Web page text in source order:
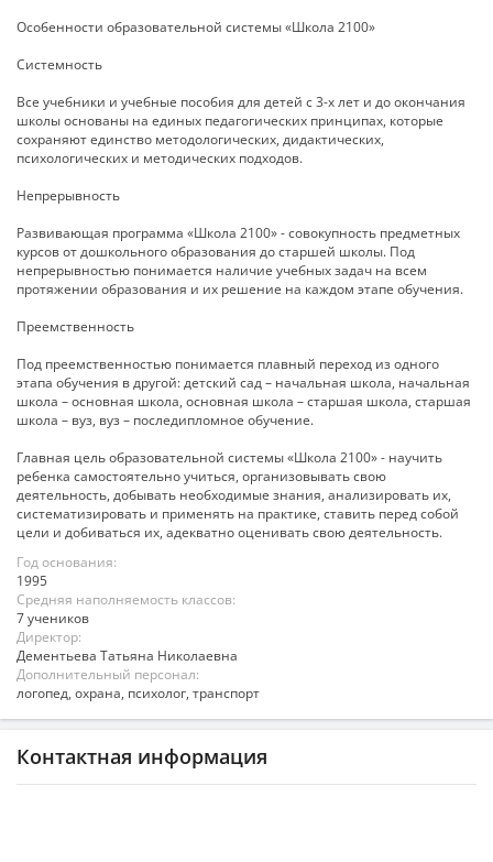
Особенности образовательной системы «Школа 2100»
Системность
Все учебники и учебные пособия для детей с 3-х лет и до окончания
школы основаны на единых педагогических принципах, которые
сохраняют единство методологических, дидактических,
психологических и методических подходов.
Непрерывность
Развивающая программа «Школа 2100» - совокупность предметных
курсов от дошкольного образования до старшей школы. Под
непрерывностью понимается наличие учебных задач на всем
протяжении образования и их решение на каждом этапе обучения.
Преемственность
Под преемственностью понимается плавный переход из одного
этапа обучения в другой: детский сад – начальная школа, начальная
школа – основная школа, основная школа – старшая школа, старшая
школа – вуз, вуз – последипломное обучение.
Главная цель образовательной системы «Школа 2100» - научить
ребенка самостоятельно учиться, организовывать свою
деятельность, добывать необходимые знания, анализировать их,
систематизировать и применять на практике, ставить перед собой
цели и добиваться их, адекватно оценивать свою деятельность.
Год основания:
1995
Средняя наполняемость классов:
7 учеников
Директор:
Дементьева Татьяна Николаевна
Дополнительный персонал:
логопед, охрана, психолог, транспорт
Контактная информация